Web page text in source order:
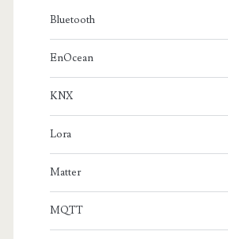
Bluetooth
EnOcean
KNX
Lora
Matter
MQTT